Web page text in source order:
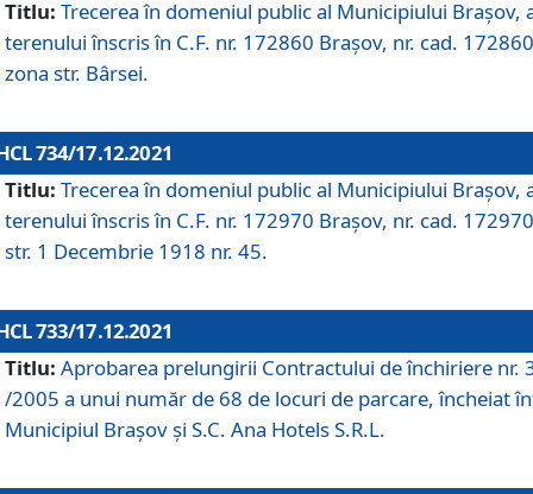
Titlu: Trecerea în domeniul public al Municipiului Braşov,
terenului înscris în C.F. nr. 172860 Brașov, nr. cad.
zona str. Bârsei.
734/17.12.2021
Titlu: Trecerea în domeniul public al Municipiului Braşov,
terenului înscris în C.F. nr. 172970 Brașov, nr. cad.
str. 1 Decembrie 1918 nr. 45.
733/17.12.2021
Titlu: Aprobarea prelungirii Contractului de închiriere nr.
/2005 a unui număr de 68 de locuri de parcare, încheiat
Municipiul Braşov şi S.C. Ana Hotels S.R.L.